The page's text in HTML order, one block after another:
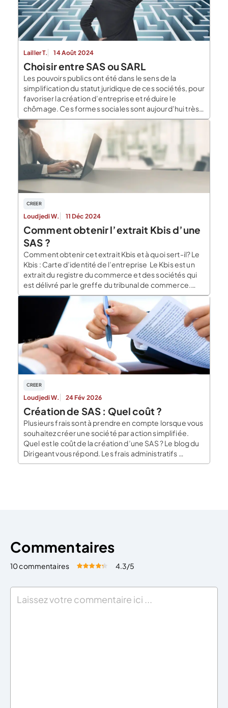
Lailler T. 14 Août 2024
Choisir entre SAS ou SARL
Les pouvoirs publics ont été dans le sens de la
simplification du statut juridique de ces sociétés, pour
favoriser la création d’entreprise et réduire le
chômage. Ces formes sociales sont aujourd’hui très
proches. Quels critères doit-on prendre en compte
pour faire son choix ? Le Blog du Dirigeant vous
apporte les réponses. SARL/SAS : des similitudes […]
CREER
Loudjedi W. 11 Déc 2024
Comment obtenir l’extrait Kbis d’une
SAS ?
Comment obtenir cet extrait Kbis et à quoi sert-il? Le
Kbis : Carte d’identité de l’entreprise Le Kbis est un
extrait du registre du commerce et des sociétés qui
est délivré par le greffe du tribunal de commerce.
Grâce à ce document, votre société a une réelle
existence légale et officielle et justifie son inscription
CREER
Loudjedi W. 24 Fév 2026
Création de SAS : Quel coût ?
Plusieurs frais sont à prendre en compte lorsque vous
souhaitez créer une société par action simplifiée.
Quel est le coût de la création d’une SAS ? Le blog du
Dirigeant vous répond. Les frais administratifs
Comme pour toute création de société, vous aurez à
Commentaires
10 commentaires Évaluez cet article:
4.3/5